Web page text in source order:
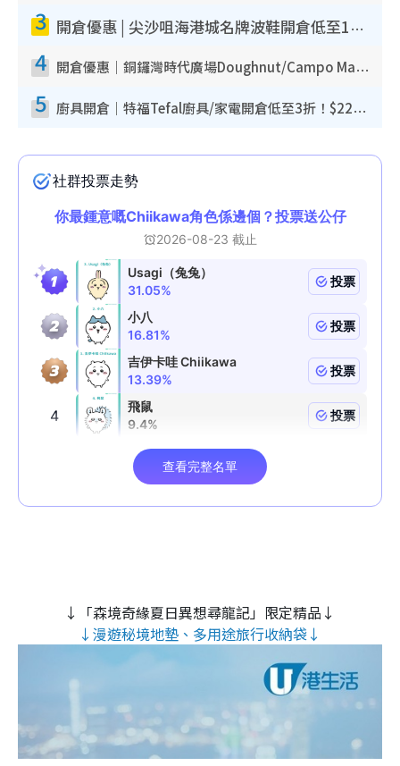
3 開倉優惠 | 尖沙咀海港城名牌波鞋開倉低至1折！On鞋$899起／Joy&Peace鞋履$98起
4 開倉優惠｜銅鑼灣時代廣場Doughnut/Campo Marzio開倉低至1折！背囊、書包、手袋劈價$200起
5 廚具開倉｜特福Tefal廚具/家電開倉低至3折！$220起買平底鍋/炒鑊/湯煲！電飯煲/吸塵機/燙斗$418起
↓「森境奇緣夏日異想尋龍記」限定精品↓
↓漫遊秘境地墊、多用途旅行收納袋↓